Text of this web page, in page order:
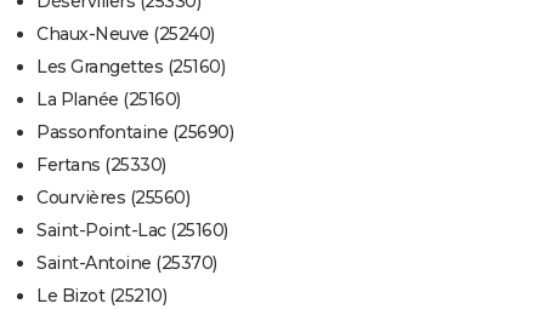
Chaux-Neuve (25240)
Les Grangettes (25160)
La Planée (25160)
Passonfontaine (25690)
Fertans (25330)
Courvières (25560)
Saint-Point-Lac (25160)
Saint-Antoine (25370)
Le Bizot (25210)